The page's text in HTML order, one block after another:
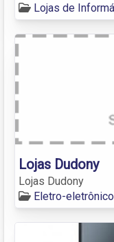
Lojas de
Lojas Dudony
Lojas Dudony
Eletro-